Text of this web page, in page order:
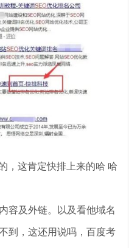
，这肯定快排上来的哈 哈
容及外链。以及看他域名
到，这还用说吗，百度考